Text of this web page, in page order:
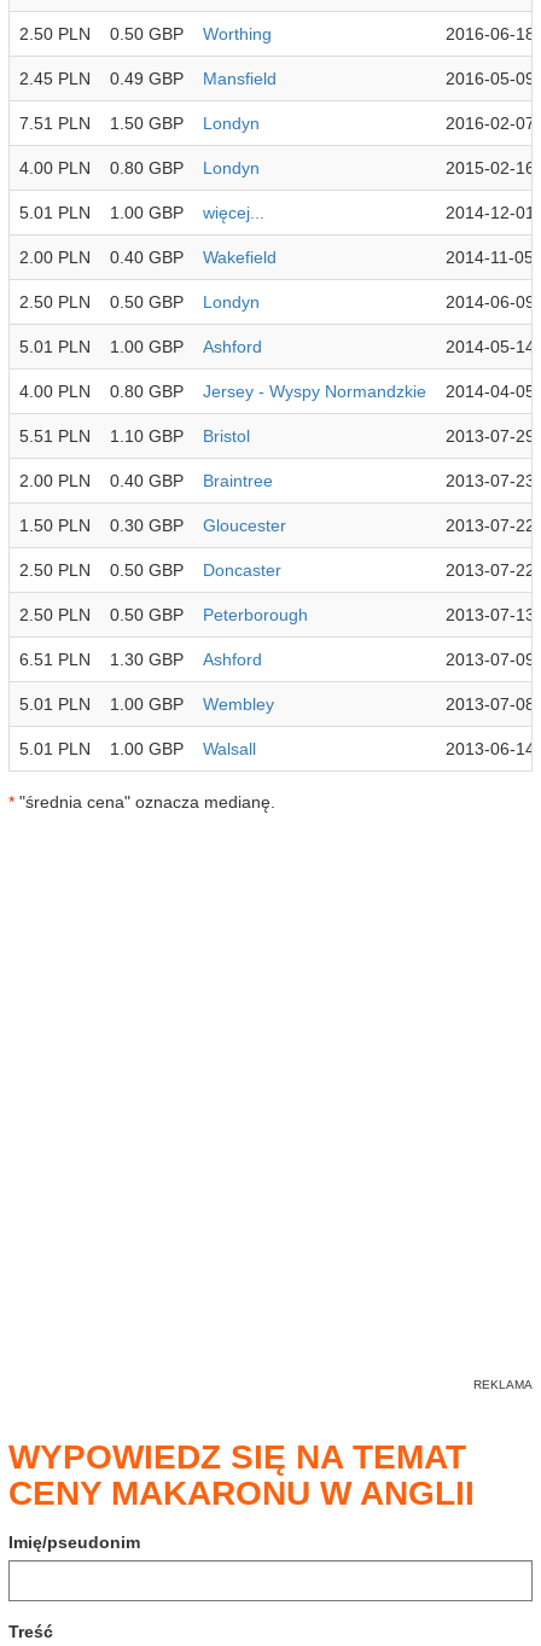
2.50 PLN 0.50 GBP Worthing 2016-06-18
2.45 PLN 0.49 GBP Mansfield 2016-05-09
7.51 PLN 1.50 GBP Londyn 2016-02-07
4.00 PLN 0.80 GBP Londyn 2015-02-16
5.01 PLN 1.00 GBP więcej... 2014-12-01
2.00 PLN 0.40 GBP Wakefield 2014-11-05
2.50 PLN 0.50 GBP Londyn 2014-06-09
5.01 PLN 1.00 GBP Ashford 2014-05-14
4.00 PLN 0.80 GBP Jersey - Wyspy Normandzkie 2014-04-05
5.51 PLN 1.10 GBP Bristol 2013-07-29
2.00 PLN 0.40 GBP Braintree 2013-07-23
1.50 PLN 0.30 GBP Gloucester 2013-07-22
2.50 PLN 0.50 GBP Doncaster 2013-07-22
2.50 PLN 0.50 GBP Peterborough 2013-07-13
6.51 PLN 1.30 GBP Ashford 2013-07-09
5.01 PLN 1.00 GBP Wembley 2013-07-08
5.01 PLN 1.00 GBP Walsall 2013-06-14
* "średnia cena" oznacza medianę.
WYPOWIEDZ SIĘ NA TEMAT
CENY MAKARONU W ANGLII
Imię/pseudonim
Treść